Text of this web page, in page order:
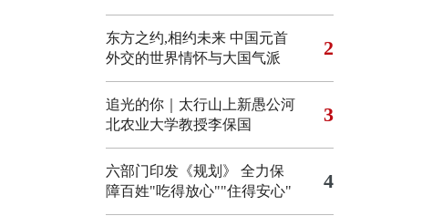
东方之约,相约未来 中国元首
外交的世界情怀与大国气派
2
追光的你｜太行山上新愚公河
北农业大学教授李保国
3
六部门印发《规划》 全力保
障百姓"吃得放心""住得安心"
4